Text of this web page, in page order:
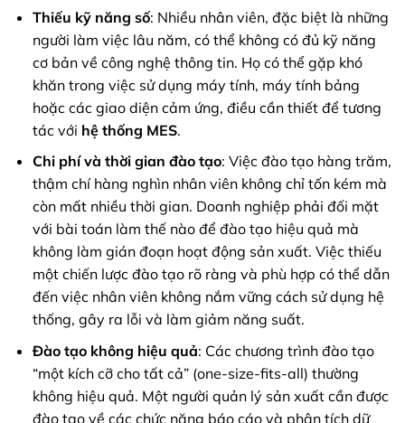
Thiếu kỹ năng số: Nhiều nhân viên, đặc biệt là những
người làm việc lâu năm, có thể không có đủ kỹ năng
cơ bản về công nghệ thông tin. Họ có thể gặp khó
khăn trong việc sử dụng máy tính, máy tính bảng
hoặc các giao diện cảm ứng, điều cần thiết để tương
tác với hệ thống MES.
Chi phí và thời gian đào tạo: Việc đào tạo hàng trăm,
thậm chí hàng nghìn nhân viên không chỉ tốn kém mà
còn mất nhiều thời gian. Doanh nghiệp phải đối mặt
với bài toán làm thế nào để đào tạo hiệu quả mà
không làm gián đoạn hoạt động sản xuất. Việc thiếu
một chiến lược đào tạo rõ ràng và phù hợp có thể dẫn
đến việc nhân viên không nắm vững cách sử dụng hệ
thống, gây ra lỗi và làm giảm năng suất.
Đào tạo không hiệu quả: Các chương trình đào tạo
“một kích cỡ cho tất cả” (one-size-fits-all) thường
không hiệu quả. Một người quản lý sản xuất cần được
đào tạo về các chức năng báo cáo và phân tích dữ